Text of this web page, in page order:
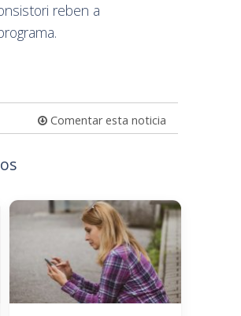
reben a
Comentar esta noticia